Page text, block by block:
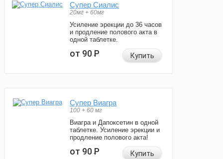
Супер Сиалис
20мг + 60мг
Усиление эрекции до 36 часов
и продление полового акта в
одной таблетке.
от 90Р Купить
Супер Виагра
100 + 60 мг
Виагра и Дапоксетин в одной
таблетке. Усиление эрекции и
продление полового акта!
от 90Р Купить